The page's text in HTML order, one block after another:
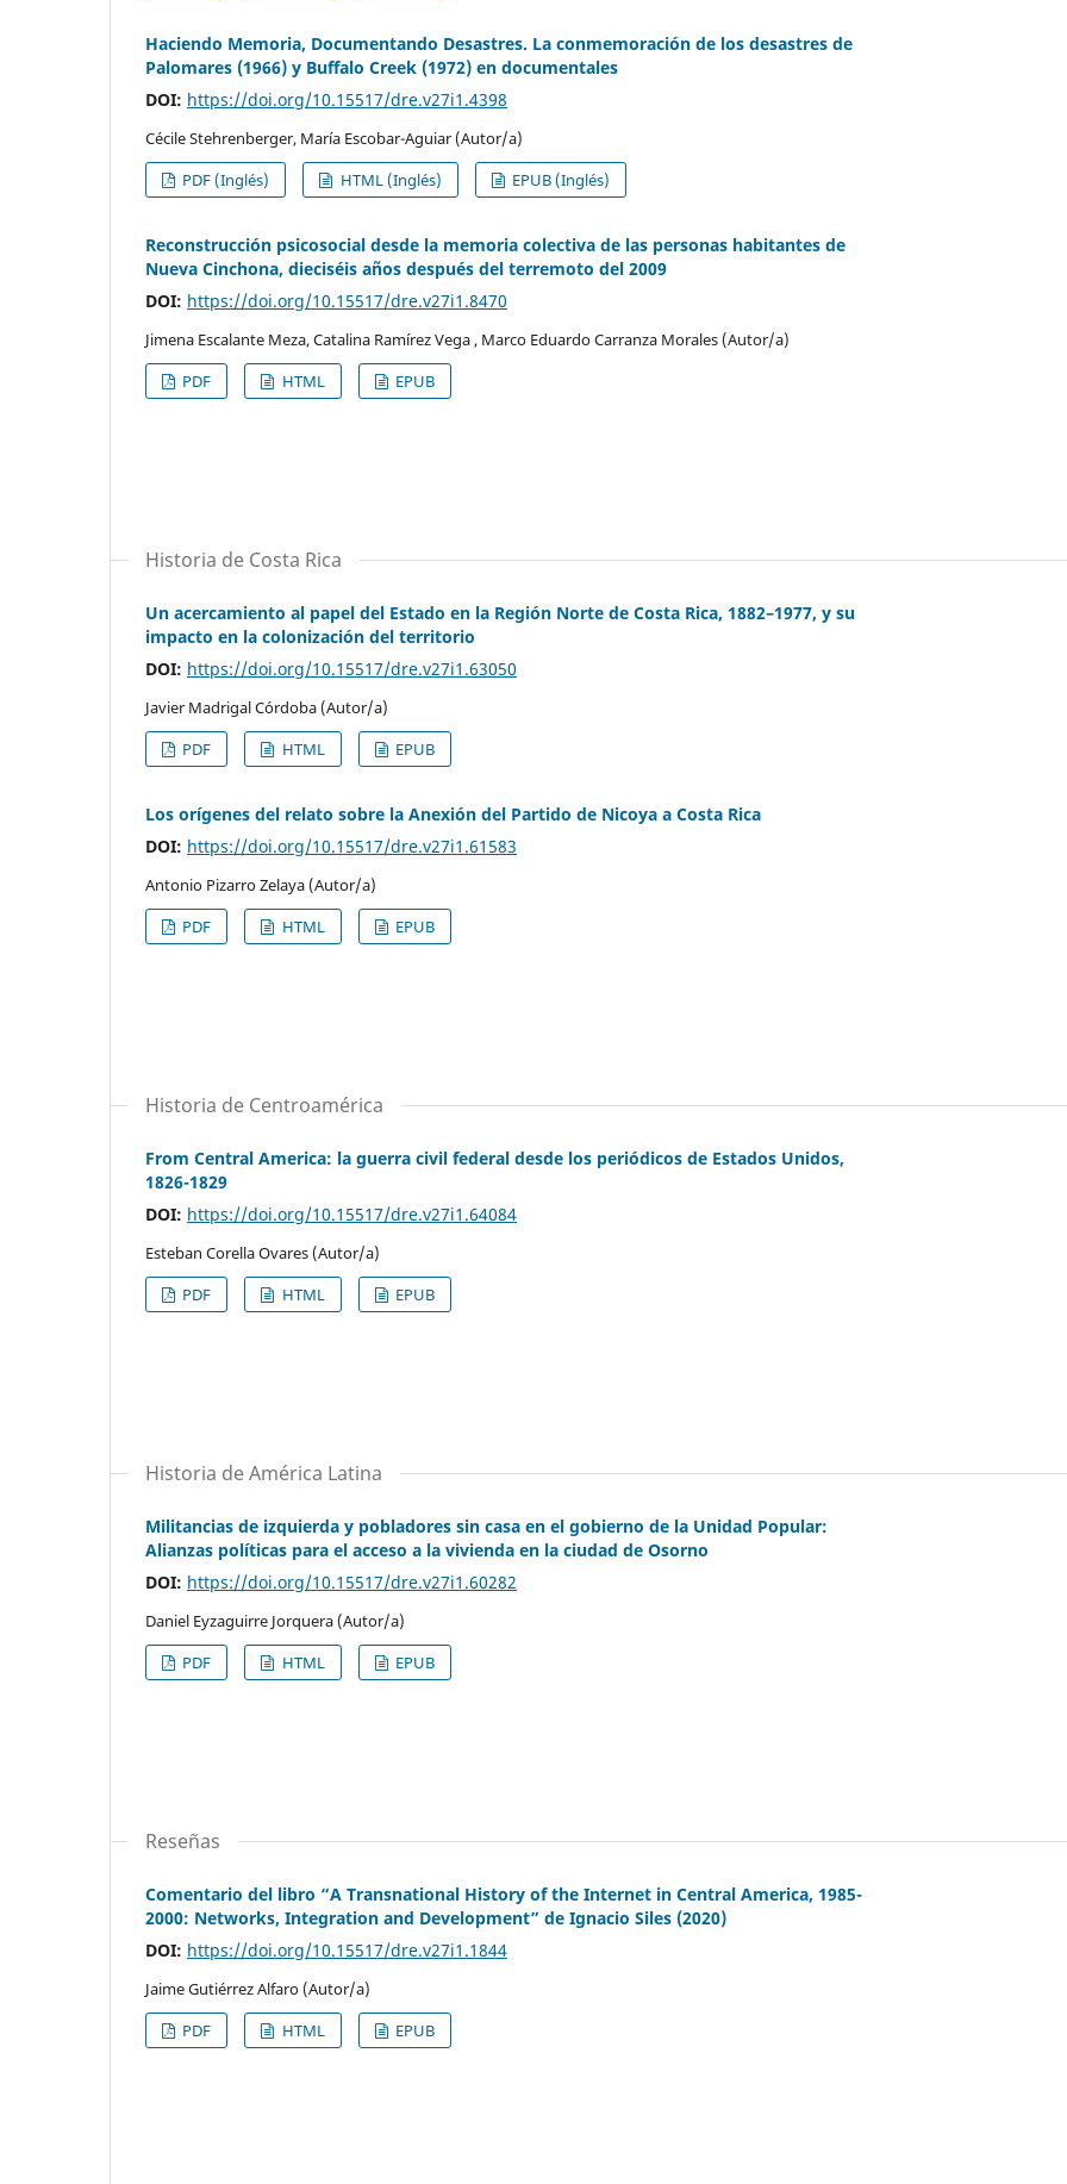
Haciendo Memoria, Documentando Desastres. La conmemoración de los desastres de
Palomares (1966) y Buffalo Creek (1972) en documentales
DOI: https://doi.org/10.15517/dre.v27i1.4398
Cécile Stehrenberger, María Escobar-Aguiar (Autor/a)
PDF (Inglés)
HTML (Inglés) EPUB (Inglés)
Reconstrucción psicosocial desde la memoria colectiva de las personas habitantes de
Nueva Cinchona, dieciséis años después del terremoto del 2009
DOI: https://doi.org/10.15517/dre.v27i1.8470
Jimena Escalante Meza, Catalina Ramírez Vega , Marco Eduardo Carranza Morales (Autor/a)
PDF
HTML EPUB
Historia de Costa Rica
Un acercamiento al papel del Estado en la Región Norte de Costa Rica, 1882–1977, y su
impacto en la colonización del territorio
DOI: https://doi.org/10.15517/dre.v27i1.63050
Javier Madrigal Córdoba (Autor/a)
PDF
HTML EPUB
Los orígenes del relato sobre la Anexión del Partido de Nicoya a Costa Rica
DOI: https://doi.org/10.15517/dre.v27i1.61583
Antonio Pizarro Zelaya (Autor/a)
PDF
HTML EPUB
Historia de Centroamérica
From Central America: la guerra civil federal desde los periódicos de Estados Unidos,
1826-1829
DOI: https://doi.org/10.15517/dre.v27i1.64084
Esteban Corella Ovares (Autor/a)
PDF
HTML EPUB
Historia de América Latina
Militancias de izquierda y pobladores sin casa en el gobierno de la Unidad Popular:
Alianzas políticas para el acceso a la vivienda en la ciudad de Osorno
DOI: https://doi.org/10.15517/dre.v27i1.60282
Daniel Eyzaguirre Jorquera (Autor/a)
PDF
HTML EPUB
Reseñas
Comentario del libro “A Transnational History of the Internet in Central America, 1985-
2000: Networks, Integration and Development” de Ignacio Siles (2020)
DOI: https://doi.org/10.15517/dre.v27i1.1844
Jaime Gutiérrez Alfaro (Autor/a)
PDF
HTML EPUB